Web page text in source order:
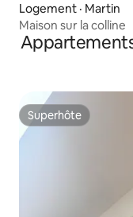
Logement · Martin
Maison sur la colline
Superhôte
Superhôte